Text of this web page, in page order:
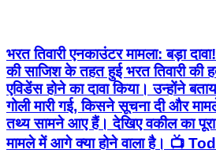
भरत तिवारी एनकाउंटर मामला: बड़ा
की साजिश के तहत हुई भरत तिवारी की
एविडेंस होने का दावा किया। उन्होंने
गोली मारी गई, किसने सूचना दी और
तथ्य सामने आए हैं। देखिए वकील का
मामले में आगे क्या होने वाला है। 📺